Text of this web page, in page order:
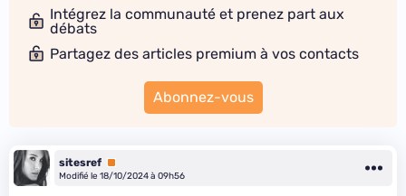
Intégrez la communauté et prenez part aux
débats
Partagez des articles premium à vos contacts
Abonnez-vous
sitesref Premium
Modifié le 18/10/2024 à 09h56